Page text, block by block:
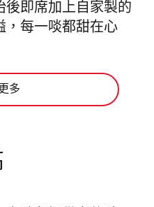
後即席加上自家製的
，每一啖都甜在心
多